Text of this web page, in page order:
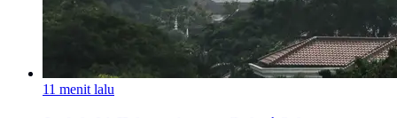
11 menit lalu